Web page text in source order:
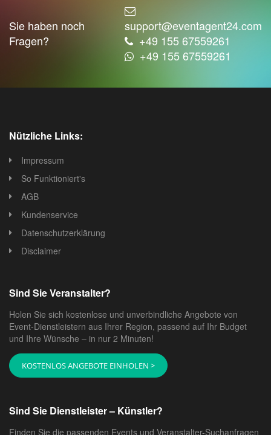
Sie haben noch
Fragen?
support@eventagent24.com
+49 155 67559261
+49 155 67559261
Nützliche Links:
Impressum
So Funktioniert's
AGB
Kundenservice
Datenschutzerklärung
Disclaimer
Sind Sie Veranstalter?
Holen Sie sich kostenlose und unverbindliche Angebote von
Event-Dienstleistern aus Ihrer Region, passend auf Ihr Budget
und Ihre Wünsche – in nur 2 Minuten!
KOSTENLOS ANGEBOTE EINHOLEN >
Sind Sie Dienstleister – Künstler?
Finden Sie die passenden Events und Veranstalter-Suchanfragen